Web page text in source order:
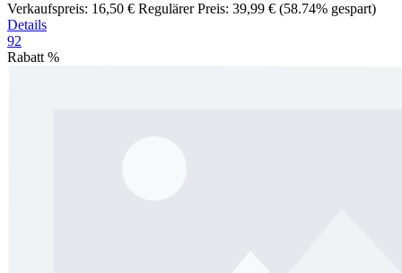
Verkaufspreis: 16,50 € Regulärer Preis: 39,99 € (58.74% gespart)
Details
92
Rabatt %